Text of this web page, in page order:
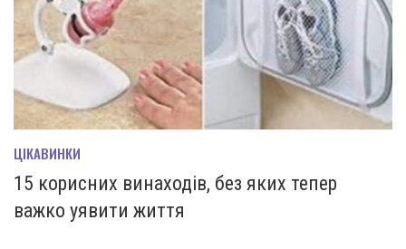
ЦІКАВИНКИ
15 корисних винаходів, без яких тепер
важко уявити життя